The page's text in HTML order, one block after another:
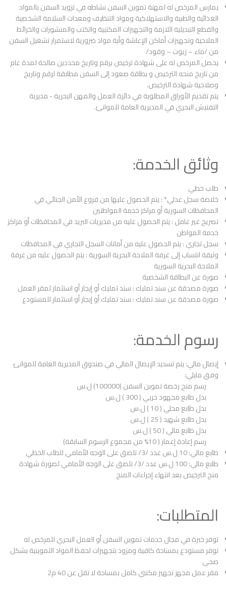
يمارس المرخص له لمهنة تموين السفن نشاطه في تزويد السفن بالمواد
الغذائية والطبية والاستهلاكية ومواد التنظيف ومعدات السلامة الشخصية
والقطع التبديلية اللازمة والتجهيزات المكتبية والكتب والمنشورات والخرائط
الملاحية وتجهيزات أماكن الإعاشة وأية مواد ضرورية لاستمرار تشغيل السفن
من /ماء – زيوت – وقود/
يحصل المرخص له على شهادة ترخيص برقم وتاريخ محددين صالحة لمدة عام
من تاريخ منحه الترخيص و بطاقة صعود إلى السفن مطابقة لرقم وتاريخ
وصلاحية شهادة الترخيص.
يتم تقديم الأوراق المطلوبة في دائرة العمل والمهن البحرية - مديرية
التفتيش البحري في المديرية العامة للموانئ.
وثائق الخدمة:
طلب خطي
خلاصة سجل عدلي* : يتم الحصول عليها من فروع الأمن الجنائي في
المحافظات السورية أو مراكز خدمة المواطنين
تصريح غير عامل : يتم الحصول عليه من مديريات البريد في المحافظات أو مراكز
خدمة المواطن
سجل تجاري : يتم الحصول عليه من أمانات السجل التجاري في المحافظات
وثيقة انتساب إلى غرفة الملاحة البحرية السورية : يتم الحصول عليه من غرفة
الملاحة البحرية السورية
صورة عن البطاقة الشخصية
صورة مصدقة عن سند تمليك : سند تمليك أو إيجار أو استثمار لمقر العمل
صورة مصدقة عن سند تمليك : سند تمليك أو إيجار أو استثمار للمستودع
رسوم الخدمة:
إيصال مالي: يتم تسديد الإيصال المالي في صندوق المديرية العامة للموانئ
وفق مايلي:
رسم منح رخصة تموين السفن (100000) ل.س
بدل طابع مجهود حربي ( 300 ) ل.س
بدل طابع محلي ( 10 ) ل.س
بدل طابع شهيد ( 25 ) ل.س
بدل طابع مالي ( 50 ) ل.س
رسم إعادة إعمار ( 10% من مجموع الرسوم السابقة)
طابع مالي: 10 ل.س عدد /3/ تلصق على الوجه الأمامي للطلب الخطي
طابع مالي: 100 ل.س عدد /3/ تلصق على الوجه الأمامي لصورة شهادة
منح الترخيص بعد انتهاء إجراءات المنح
المتطلبات:
توفر خبرة في مجال خدمات تموين السفن أو العمل البحري للمرخص له
توفر مستودع بمساحة كافية ومزود بتجهيزات لحفظ المواد التموينية بشكل
صحي
مقر عمل مجهز تجهيز مكتبي كامل بمساحة لا تقل عن 40 م2